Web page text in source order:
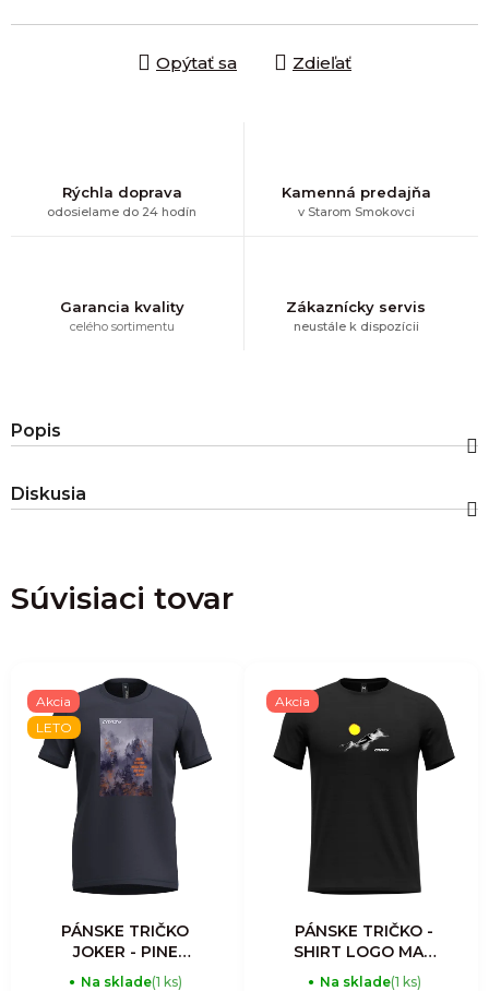
Opýtať sa Zdieľať
Rýchla doprava
odosielame do 24 hodín
Kamenná predajňa
v Starom Smokovci
Garancia kvality
celého sortimentu
Zákaznícky servis
neustále k dispozícii
Popis
Diskusia
Súvisiaci tovar
Akcia
LETO
PÁNSKE TRIČKO
JOKER - PINE
TREE
Na sklade(1 ks)
Akcia
PÁNSKE TRIČKO -
SHIRT LOGO MAN
- ENERGY
Na sklade(1 ks)